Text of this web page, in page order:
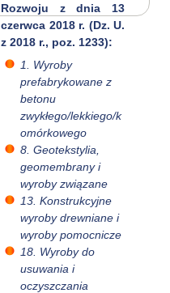
Rozwoju z dnia 13
czerwca 2018 r. (Dz. U.
z 2018 r., poz. 1233):
1. Wyroby
prefabrykowane z
betonu
zwykłego/lekkiego/k
omórkowego
8. Geotekstylia,
geomembrany i
wyroby związane
13. Konstrukcyjne
wyroby drewniane i
wyroby pomocnicze
18. Wyroby do
usuwania i
oczyszczania